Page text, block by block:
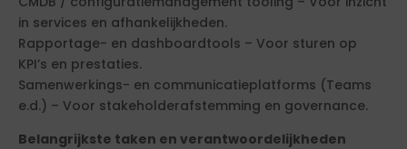
in services en afhankelijkheden.
Rapportage- en dashboardtools – Voor sturen op
KPI’s en prestaties.
Samenwerkings- en communicatieplatforms (Teams
e.d.) – Voor stakeholderafstemming en governance.
Belangrijkste taken en verantwoordelijkheden